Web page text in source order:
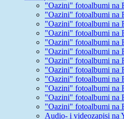
"Oazini" fotoalbumi na
"Oazini" fotoalbumi na
"Oazini" fotoalbumi na
"Oazini" fotoalbumi na
"Oazini" fotoalbumi na
"Oazini" fotoalbumi na
"Oazini" fotoalbumi na
"Oazini" fotoalbumi na
"Oazini" fotoalbumi na
"Oazini" fotoalbumi na
"Oazini" fotoalbumi na
"Oazini" fotoalbumi na
Audio- i videozapisi na